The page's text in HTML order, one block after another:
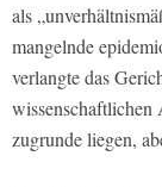
als
mangelnde
verlangte das
wissenschaftlichen
zugrunde liegen,